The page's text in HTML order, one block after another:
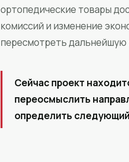
ортопедические товары
комиссий и изменение
пересмотреть
Сейчас проект
переосмыслить
определить